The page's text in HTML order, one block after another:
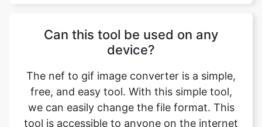
free, and easy tool. With this simple tool,
we can easily change the file format. This
tool is accessible to anyone on the internet
and may be used on any device. Our main
aim is to make our users' lives easier.
Converting image from nef to gif format